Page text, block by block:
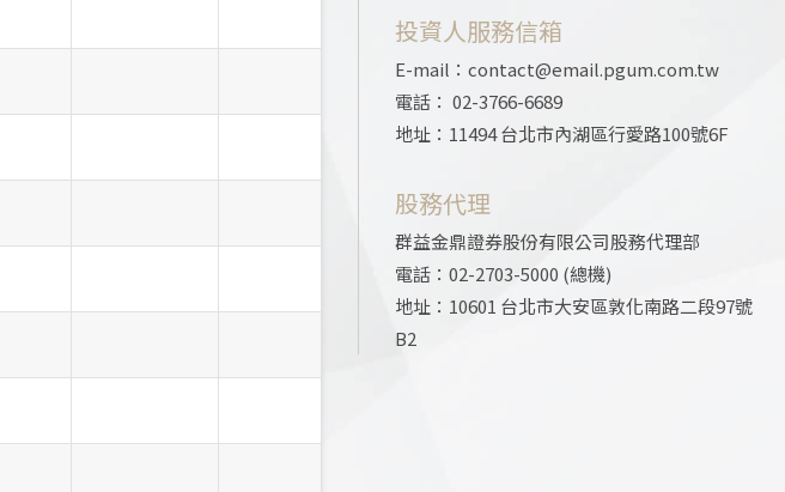
投資人服務信箱
E-mail：contact@email.pgum.com.tw
電話： 02-3766-6689
地址：11494 台北市內湖區行愛路100號6F
股務代理
群益金鼎證券股份有限公司股務代理部
電話：02-2703-5000 (總機)
地址：10601 台北市大安區敦化南路二段97號
B2